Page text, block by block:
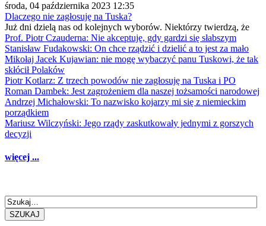
środa, 04 października 2023 12:35
Dlaczego nie zagłosuję na Tuska?
Już dni dzielą nas od kolejnych wyborów. Niektórzy twierdzą, że
Prof. Piotr Czauderna: Nie akceptuję, gdy gardzi się słabszym
Stanisław Fudakowski: On chce rządzić i dzielić a to jest za mało
Mikołaj Jacek Kujawian: nie mogę wybaczyć panu Tuskowi, że tak
skłócił Polaków
Piotr Kotlarz: Z trzech powodów nie zagłosuję na Tuska i PO
Roman Dambek: Jest zagrożeniem dla naszej tożsamości narodowej
Andrzej Michałowski: To nazwisko kojarzy mi się z niemieckim
porządkiem
Mariusz Wilczyński: Jego rządy zaskutkowały jednymi z gorszych
decyzji
więcej ...
SZUKAJ